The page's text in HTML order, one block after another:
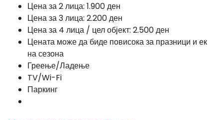
Цена за 2 лица: 1.900 ден
Цена за 3 лица: 2.200 ден
Цена за 4 лица / цел објект: 2.500 ден
Цената може да биде повисока за празници и ек
на сезона
Греење/Ладење
TV/Wi-Fi
Паркинг